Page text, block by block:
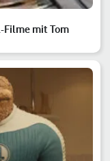
Filme mit Tom